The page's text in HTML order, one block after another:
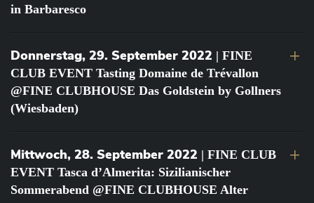
in Barbaresco
Donnerstag, 29. September 2022 | FINE
CLUB EVENT Tasting Domaine de Trévallon
@FINE CLUBHOUSE Das Goldstein by Gollners
(Wiesbaden)
Mittwoch, 28. September 2022 | FINE CLUB
EVENT Tasca d’Almerita: Sizilianischer
Sommerabend @FINE CLUBHOUSE Alter